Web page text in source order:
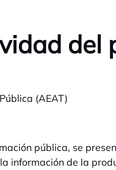
del
(AEAT)
pública, se
información de la